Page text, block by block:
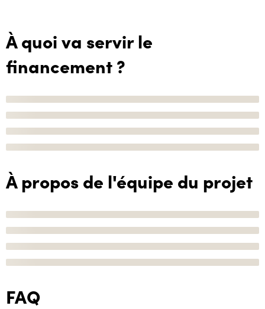
À quoi va servir le
financement ?
À propos de l'équipe du projet
FAQ